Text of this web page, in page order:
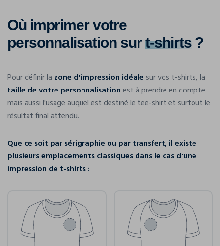
Où imprimer votre
personnalisation surt-shirts ?
Pour définir la zone d'impression idéale sur vos t-shirts, la
taille de votre personnalisationest à prendre en compte
mais aussi l'usage auquel est destiné le tee-shirt et surtout le
résultat final attendu.
Que ce soit par sérigraphie ou par transfert, il existe
plusieurs emplacements classiques dans le cas d'une
impression de t-shirts :